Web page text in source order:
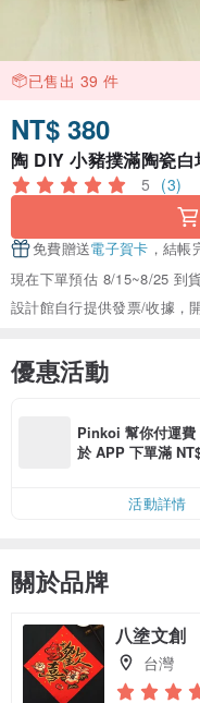
已售出 39 件
NT$ 380
陶 DIY 小豬撲滿陶瓷
5 (3)
免費贈送電子賀卡 ，結
現在下單預估 8/15~8/25 到
設計館自行提供發票/收據，
優惠活動
Pinkoi 幫你付運費
於 APP 下單滿
活動詳情
關於品牌
八塗文創
台灣